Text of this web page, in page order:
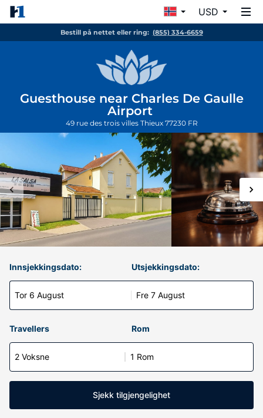
USD
Bestill på nettet eller ring: (855) 334-6659
Guesthouse near Charles De Gaulle
Airport
49 rue des trois villes Thieux 77230 FR
Innsjekkingsdato:
Tor 6 August
Utsjekkingsdato:
Fre 7 August
Travellers Rom
2 Voksne 1 Rom
Sjekk tilgjengelighet